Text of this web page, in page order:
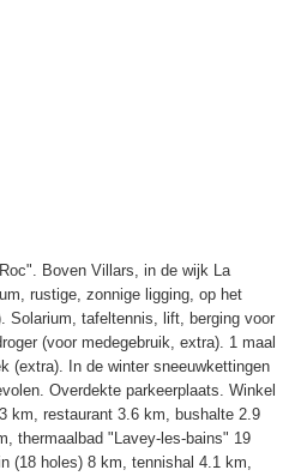
Boven Villars, in de wijk La
rustige, zonnige ligging, op het
Solarium, tafeltennis, lift, berging voor
(voor medegebruik, extra). 1 maal
(extra). In de winter sneeuwkettingen
Overdekte parkeerplaats. Winkel
km, restaurant 3.6 km, bushalte 2.9
thermaalbad "Lavey-les-bains" 19
(18 holes) 8 km, tennishal 4.1 km,